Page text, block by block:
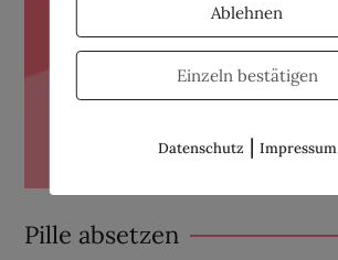
Pille absetzen
Ablehnen
Einzeln bestätigen
Datenschutz | Impressum